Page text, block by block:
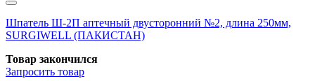
Шпатель Ш-2П аптечный двусторонний №2, длина 250мм,
SURGIWELL (ПАКИСТАН)
Товар закончился
Запросить товар